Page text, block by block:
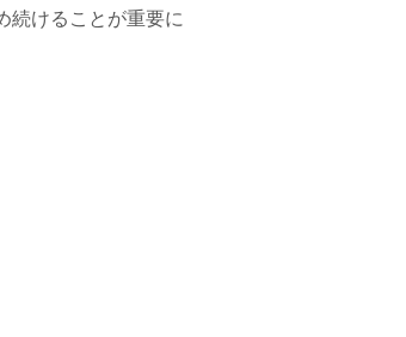
続けることが重要に